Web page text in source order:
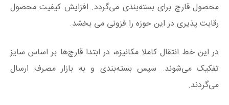
محصول قارچ برای بسته‌بندی می‌گردد. افزایش کیفیت محصول
رقابت پذیری در این حوزه را فزونی می بخشد.
در این خط انتقال کاملا مکانیزه، در ابتدا قارچ‌ها بر اساس سایز
تفکیک می‌شوند. سپس بسته‌بندی و به بازار مصرف ارسال
می‌گردند.